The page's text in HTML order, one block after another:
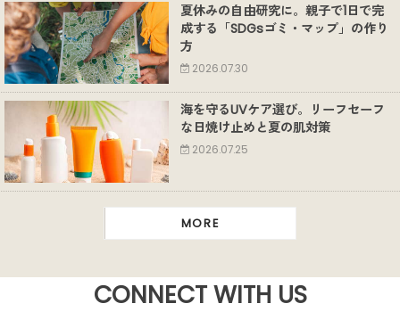
夏休みの自由研究に。親子で1日で完
成する「SDGsゴミ・マップ」の作り
方
2026.07.30
海を守るUVケア選び。リーフセーフ
な日焼け止めと夏の肌対策
2026.07.25
MORE
CONNECT WITH US